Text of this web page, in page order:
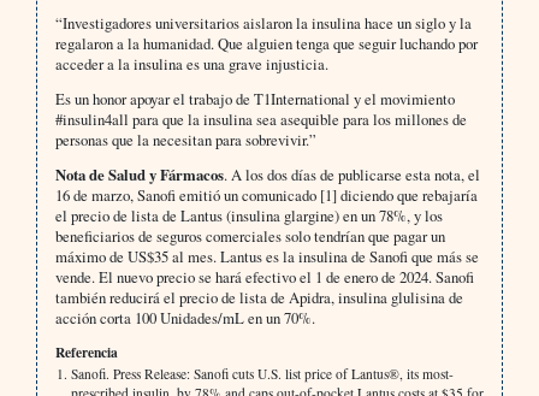
“Investigadores universitarios aislaron la insulina hace un siglo y la
regalaron a la humanidad. Que alguien tenga que seguir luchando por
acceder a la insulina es una grave injusticia.
Es un honor apoyar el trabajo de T1International y el movimiento
#insulin4all para que la insulina sea asequible para los millones de
personas que la necesitan para sobrevivir.”
Nota de Salud y Fármacos. A los dos días de publicarse esta nota, el
16 de marzo, Sanofi emitió un comunicado [1] diciendo que rebajaría
el precio de lista de Lantus (insulina glargine) en un 78%, y los
beneficiarios de seguros comerciales solo tendrían que pagar un
máximo de US$35 al mes. Lantus es la insulina de Sanofi que más se
vende. El nuevo precio se hará efectivo el 1 de enero de 2024. Sanofi
también reducirá el precio de lista de Apidra, insulina glulisina de
acción corta 100 Unidades/mL en un 70%.
Referencia
Sanofi. Press Release: Sanofi cuts U.S. list price of Lantus®, its most-